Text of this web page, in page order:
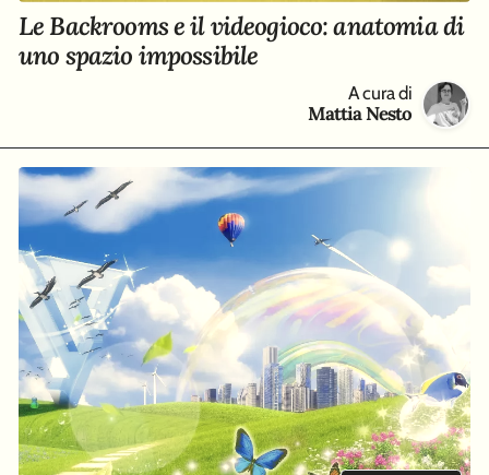
Le Backrooms e il videogioco: anatomia di
uno spazio impossibile
A cura di
Mattia Nesto